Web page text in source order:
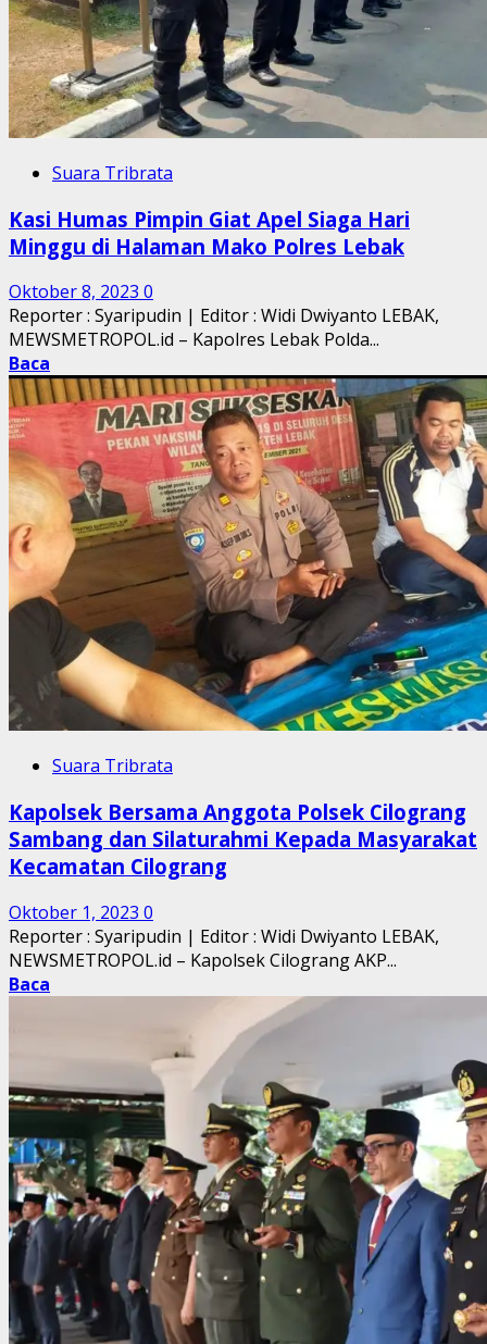
Suara Tribrata
Kasi Humas Pimpin Giat Apel Siaga Hari
Minggu di Halaman Mako Polres Lebak
Oktober 8, 2023 0
Reporter : Syaripudin | Editor : Widi Dwiyanto LEBAK,
MEWSMETROPOL.id – Kapolres Lebak Polda...
Baca
Suara Tribrata
Kapolsek Bersama Anggota Polsek Cilograng
Sambang dan Silaturahmi Kepada Masyarakat
Kecamatan Cilograng
Oktober 1, 2023 0
Reporter : Syaripudin | Editor : Widi Dwiyanto LEBAK,
NEWSMETROPOL.id – Kapolsek Cilograng AKP...
Baca